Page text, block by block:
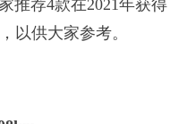
推荐4款在2021年获得
以供大家参考。